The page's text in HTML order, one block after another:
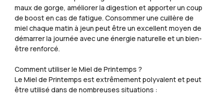
maux de gorge, améliorer la digestion et apporter un coup
de boost en cas de fatigue. Consommer une cuillère de
miel chaque matin à jeun peut être un excellent moyen de
démarrer la journée avec une énergie naturelle et un bien-
être renforcé.
Comment utiliser le Miel de Printemps ?
Le Miel de Printemps est extrêmement polyvalent et peut
être utilisé dans de nombreuses situations :